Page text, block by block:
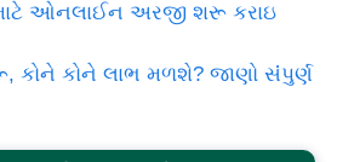
માટે ઓનલાઈન અરજી શરૂ કરાઇ
કોને કોને લાભ મળશે? જાણો સંંપુર્ણ